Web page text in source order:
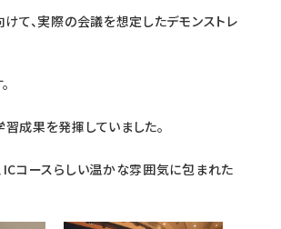
て、実際の会議を想定したデモンストレ
成果を発揮していました。
コースらしい温かな雰囲気に包まれた